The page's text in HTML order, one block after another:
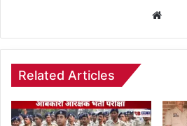
Related Articles